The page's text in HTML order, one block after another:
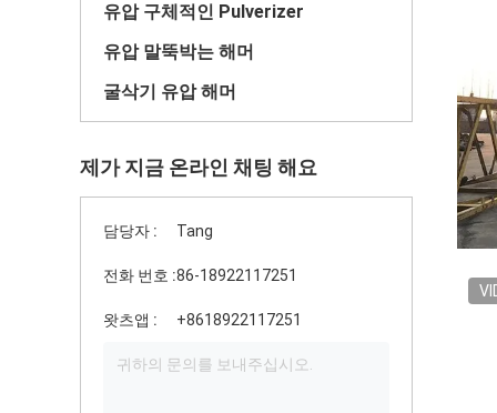
유압 구체적인 Pulverizer
유압 말뚝박는 해머
굴삭기 유압 해머
제가 지금 온라인 채팅 해요
담당자 : Tang
전화 번호 :86-18922117251
왓츠앱 : +8618922117251